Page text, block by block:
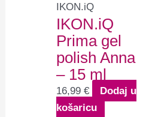
IKON.iQ
IKON.iQ
Prima gel
polish Anna
– 15 ml
16,99€
Dodaj u
košaricu